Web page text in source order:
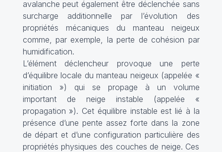
avalanche peut également être déclenchée sans
surcharge additionnelle par l’évolution des
propriétés mécaniques du manteau neigeux
comme, par exemple, la perte de cohésion par
humidification.
L’élément déclencheur provoque une perte
d’équilibre locale du manteau neigeux (appelée «
initiation ») qui se propage à un volume
important de neige instable (appelée «
propagation »). Cet équilibre instable est lié à la
présence d’une pente assez forte dans la zone
de départ et d’une configuration particulière des
propriétés physiques des couches de neige. Ces